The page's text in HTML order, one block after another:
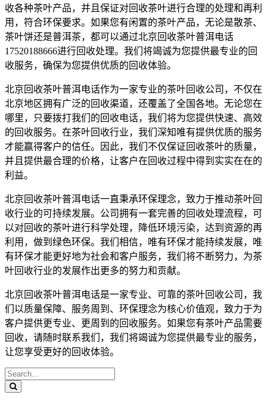
收各种茶叶产品，并且保证对回收茶叶进行合理的处理和再利
用，符合环保要求。如果您有闲置的茶叶产品，无论是散茶、
茶叶饼还是普洱茶，都可以通过北京回收茶叶普洱电话
17520188666进行回收处理。我们将竭诚为您提供最专业的回
收服务，确保为您提供优质的回收体验。
北京回收茶叶普洱电话作为一家专业的茶叶回收公司，不仅在
北京地区拥有广泛的回收渠道，还覆盖了全国各地。无论您在
哪里，只要拨打我们的回收电话，我们将为您提供快速、高效
的回收服务。在茶叶回收行业，我们深知唯有提供优质的服务
才能赢得客户的信任。因此，我们不仅保证回收茶叶的质量，
并且提供最合理的价格，让客户在回收过程中得到实实在在的
利益。
北京回收茶叶普洱电话一直秉承环保理念，致力于推动茶叶回
收行业的可持续发展。公司拥有一套完善的回收处理流程，可
以对回收的茶叶进行科学处理，降低环境污染，达到资源的再
利用，做到绿色环保。我们相信，唯有环保才能持续发展，唯
有环保才能更好地为社会和客户服务，我们将不断努力，为茶
叶回收行业的发展作出更多的努力和贡献。
北京回收茶叶普洱电话是一家专业、可靠的茶叶回收公司，我
们以质量保障、服务周到、环保理念为核心价值观，致力于为
客户提供更专业、更周到的回收服务。如果您有茶叶产品需要
回收，请随时联系我们，我们将竭诚为您提供最专业的服务，
让您享受更好的回收体验。